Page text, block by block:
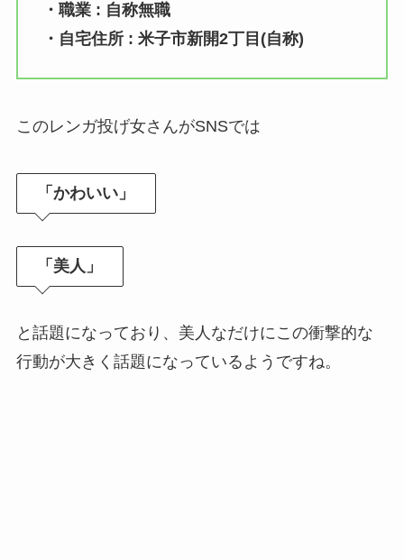
・職業 : 自称無職
・自宅住所 : 米子市新開2丁目(自称)
このレンガ投げ女さんがSNSでは
「かわいい」
「美人」
と話題になっており、美人なだけにこの衝撃的な
行動が大きく話題になっているようですね。